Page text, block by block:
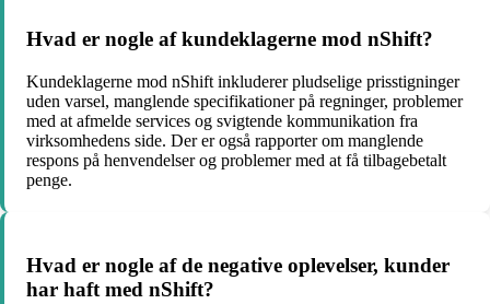
Hvad er nogle af kundeklagerne mod nShift?
Kundeklagerne mod nShift inkluderer pludselige prisstigninger
uden varsel, manglende specifikationer på regninger, problemer
med at afmelde services og svigtende kommunikation fra
virksomhedens side. Der er også rapporter om manglende
respons på henvendelser og problemer med at få tilbagebetalt
penge.
Hvad er nogle af de negative oplevelser, kunder
har haft med nShift?